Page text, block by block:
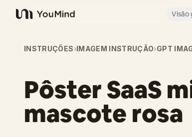
YouMind
Visão
INSTRUÇÕES›IMAGEM INSTRUÇÃO›GPT
Pôster SaaS
mascote rosa